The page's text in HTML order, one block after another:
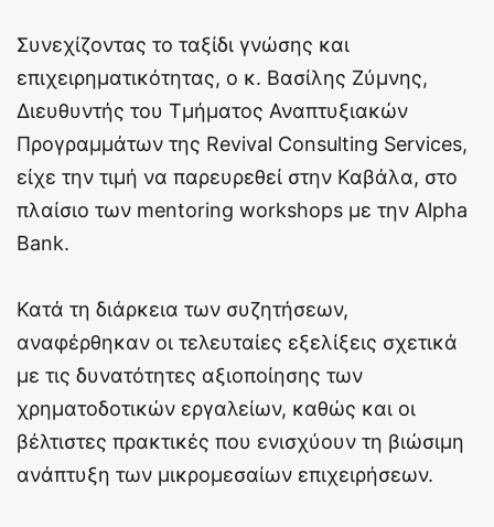
Συνεχίζοντας το ταξίδι γνώσης και
επιχειρηματικότητας, ο κ. Βασίλης Ζύμνης,
Διευθυντής του Τμήματος Αναπτυξιακών
Προγραμμάτων της Revival Consulting Services,
είχε την τιμή να παρευρεθεί στην Καβάλα, στο
πλαίσιο των mentoring workshops με την Alpha
Bank.
Κατά τη διάρκεια των συζητήσεων,
αναφέρθηκαν οι τελευταίες εξελίξεις σχετικά
με τις δυνατότητες αξιοποίησης των
χρηματοδοτικών εργαλείων, καθώς και οι
βέλτιστες πρακτικές που ενισχύουν τη βιώσιμη
ανάπτυξη των μικρομεσαίων επιχειρήσεων.